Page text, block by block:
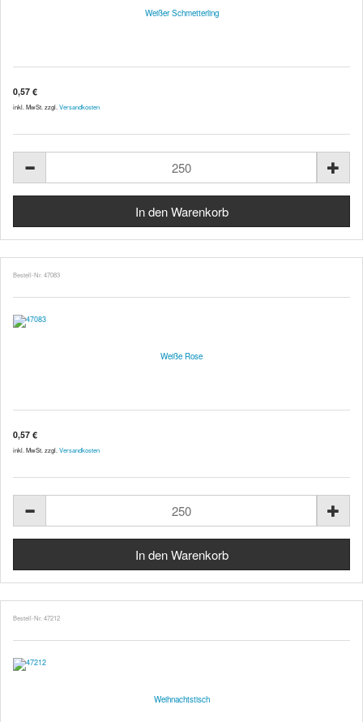
Weißer Schmetterling
0,57 €
inkl. MwSt. zzgl. Versandkosten
Bestell-Nr. 47083
Weiße Rose
0,57 €
inkl. MwSt. zzgl. Versandkosten
Bestell-Nr. 47212
Weihnachtstisch